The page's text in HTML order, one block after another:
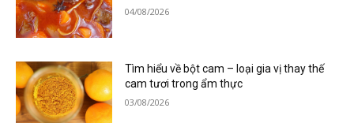
04/08/2026
Tìm hiểu về bột cam – loại gia vị thay thế
cam tươi trong ẩm thực
03/08/2026